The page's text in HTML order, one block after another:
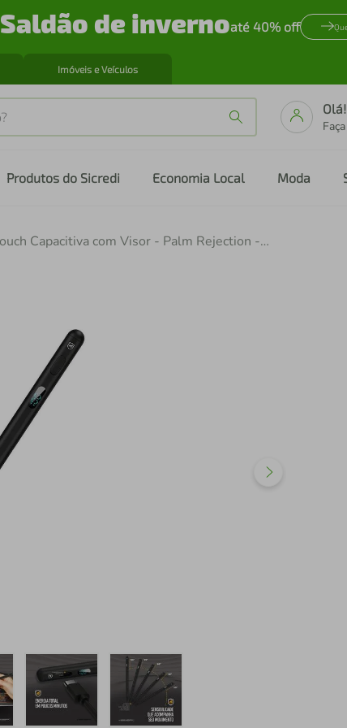
Saldão de invernoaté 40% off
Imóveis e Veículos
Olá!
Produtos do Sicredi Economia Local Moda
Caneta Touch Capacitiva com Visor - Palm Rejection - Dual Shock - Preta - Gshield